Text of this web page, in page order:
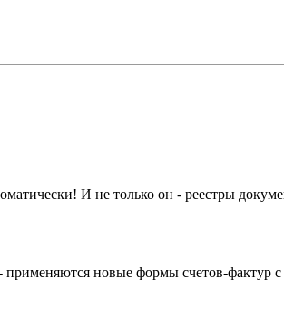
И не только он - реестры
новые формы счетов-фактур с